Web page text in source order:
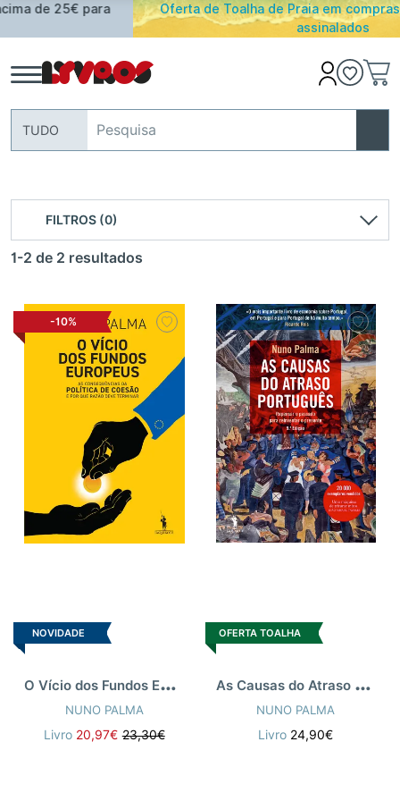
Oferta de Toalha de Praia em compras ≥ 30€ de artigos
assinalados
TUDO
FILTROS (0)
1-2 de 2 resultados
-10%
NOVIDADE
O
Vício dos Fundos Europeus
NUNO PALMA
Livro 20,97€ 23,30€
OFERTA TOALHA
A
s Causas do Atraso Português
NUNO PALMA
Livro 24,90€